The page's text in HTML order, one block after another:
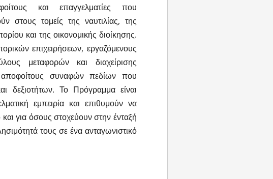
και επαγγελματίες που
στους τομείς της ναυτιλίας, της
και της οικονομικής διοίκησης.
επιχειρήσεων, εργαζόμενους
μεταφορών και διαχείρισης
αποφοίτους συναφών πεδίων που
δεξιοτήτων. Το Πρόγραμμα είναι
εμπειρία και επιθυμούν να
για όσους στοχεύουν στην ένταξή
τους σε ένα ανταγωνιστικό